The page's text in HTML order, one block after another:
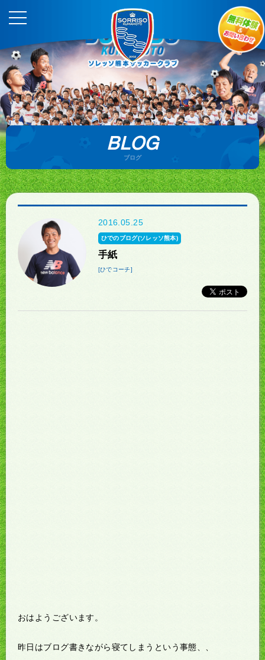
BLOG
ブログ
2016.05.25
ひでのブログ(ソレッソ熊本)
手紙
[ひでコーチ]
おはようございます。
昨日はブログ書きながら寝てしまうという事態、、